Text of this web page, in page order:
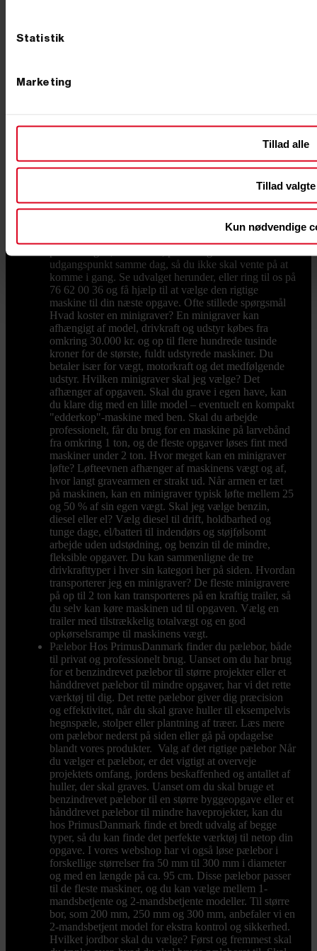
Statistik
Marketing
Tillad alle
Tillad valgte
Kun nødvendige
sliddele og reservedele og larvebånd finder du hos os,
overkommelig pris, mens de store, fuldt udstyrede
Vil du have mest maskine for pengene, så kig på, hvad
hurtigskift fra start er ofte billigere end at købe det hele
løst bagefter. Er du i tvivl, så ring – vi sammensætter
budgettet. Køb din minigraver hos Primus Danmark Vi
ved, at en minigraver er en stor beslutning, og derfor
står vi klar med rådgivning, før du køber. Vi har eget
lager og butik i Børkop, hvor du kan se maskinerne og
udgangspunkt samme dag, så du ikke skal vente på at
komme i gang. Se udvalget herunder, eller ring til os på
76 62 00 36 og få hjælp til at vælge den rigtige
maskine til din næste opgave. Ofte stillede spørgsmål
Hvad koster en minigraver? En minigraver kan
afhængigt af model, drivkraft og udstyr købes fra
omkring 30.000 kr. og op til flere hundrede tusinde
kroner for de største, fuldt udstyrede maskiner. Du
betaler især for vægt, motorkraft og det medfølgende
udstyr. Hvilken minigraver skal jeg vælge? Det
afhænger af opgaven. Skal du grave i egen have, kan
du klare dig med en lille model – eventuelt en kompakt
"edderkop"-maskine med ben. Skal du arbejde
professionelt, får du brug for en maskine på larvebånd
fra omkring 1 ton, og de fleste opgaver løses fint med
maskiner under 2 ton. Hvor meget kan en minigraver
løfte? Løfteevnen afhænger af maskinens vægt og af,
hvor langt gravearmen er strakt ud. Når armen er tæt
på maskinen, kan en minigraver typisk løfte mellem 25
og 50 % af sin egen vægt. Skal jeg vælge benzin,
diesel eller el? Vælg diesel til drift, holdbarhed og
tunge dage, el/batteri til indendørs og støjfølsomt
arbejde uden udstødning, og benzin til de mindre,
fleksible opgaver. Du kan sammenligne de tre
drivkrafttyper i hver sin kategori her på siden. Hvordan
transporterer jeg en minigraver? De fleste minigravere
på op til 2 ton kan transporteres på en kraftig trailer, så
du selv kan køre maskinen ud til opgaven. Vælg en
trailer med tilstrækkelig totalvægt og en god
opkørselsrampe til maskinens vægt.
Pælebor Hos PrimusDanmark finder du pælebor, både
til privat og professionelt brug. Uanset om du har brug
for et benzindrevet pælebor til større projekter eller et
hånddrevet pælebor til mindre opgaver, har vi det rette
værktøj til dig. Det rette pælebor giver dig præcision
og effektivitet, når du skal grave huller til eksempelvis
hegnspæle, stolper eller plantning af træer. Læs mere
om pælebor nederst på siden eller gå på opdagelse
blandt vores produkter. Valg af det rigtige pælebor Når
du vælger et pælebor, er det vigtigt at overveje
projektets omfang, jordens beskaffenhed og antallet af
huller, der skal graves. Uanset om du skal bruge et
benzindrevet pælebor til en større byggeopgave eller et
hånddrevet pælebor til mindre haveprojekter, kan du
hos PrimusDanmark finde et bredt udvalg af begge
typer, så du kan finde det perfekte værktøj til netop din
opgave. I vores webshop har vi også løse pælebor i
forskellige størrelser fra 50 mm til 300 mm i diameter
og med en længde på ca. 95 cm. Disse pælebor passer
til de fleste maskiner, og du kan vælge mellem 1-
mandsbetjente og 2-mandsbetjente modeller. Til større
bor, som 200 mm, 250 mm og 300 mm, anbefaler vi en
2-mandsbetjent model for ekstra kontrol og sikkerhed.
Hvilket jordbor skal du vælge? Først og fremmest skal